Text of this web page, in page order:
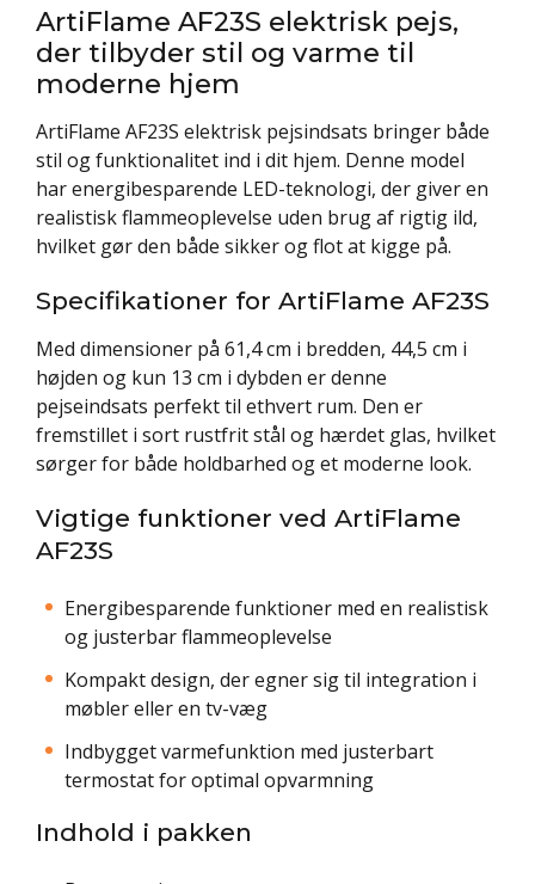
ArtiFlame AF23S elektrisk pejs,
der tilbyder stil og varme til
moderne hjem
ArtiFlame AF23S elektrisk pejsindsats bringer både
stil og funktionalitet ind i dit hjem. Denne model
har energibesparende LED-teknologi, der giver en
realistisk flammeoplevelse uden brug af rigtig ild,
hvilket gør den både sikker og flot at kigge på.
Specifikationer for ArtiFlame AF23S
Med dimensioner på 61,4 cm i bredden, 44,5 cm i
højden og kun 13 cm i dybden er denne
pejseindsats perfekt til ethvert rum. Den er
fremstillet i sort rustfrit stål og hærdet glas, hvilket
sørger for både holdbarhed og et moderne look.
Vigtige funktioner ved ArtiFlame
AF23S
Energibesparende funktioner med en realistisk
og justerbar flammeoplevelse
Kompakt design, der egner sig til integration i
møbler eller en tv-væg
Indbygget varmefunktion med justerbart
termostat for optimal opvarmning
Indhold i pakken